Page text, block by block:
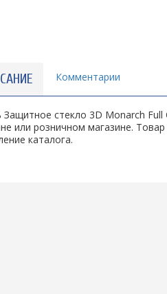
Комментарии
Защитное стекло 3D Monarch
или розничном магазине.
каталога.